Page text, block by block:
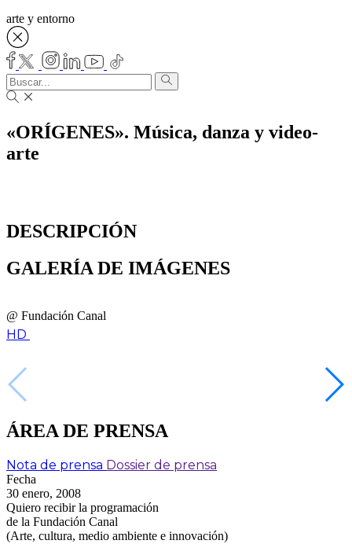
arte y entorno
«ORÍGENES». Música, danza y video-
arte
DESCRIPCIÓN
GALERÍA DE IMÁGENES
@ Fundación Canal
HD
ÁREA DE PRENSA
Nota de prensa Dossier de prensa
Fecha
30 enero, 2008
Quiero recibir la programación
de la Fundación Canal
(Arte, cultura, medio ambiente e innovación)